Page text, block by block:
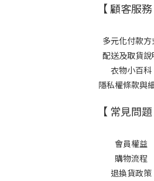
【 顧客服務
多元化付款方
配送及取貨說
衣物小百科
隱私權條款與
【 常見問題
會員權益
購物流程
退換貨政策